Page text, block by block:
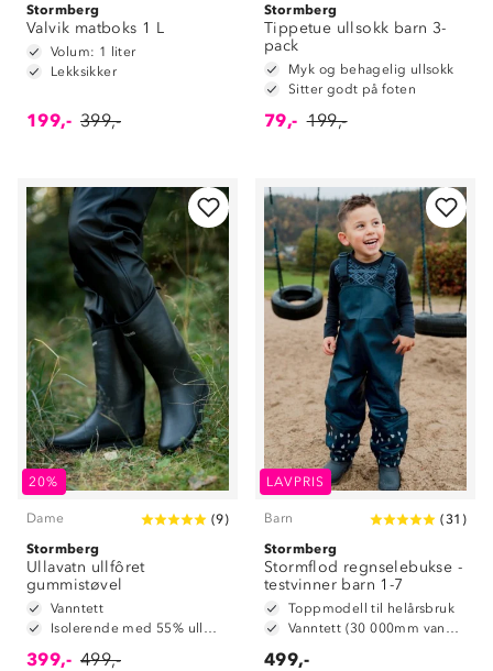
Stormberg
Valvik matboks 1 L
Volum: 1 liter
Lekksikker
199,- 399,-
Stormberg
Tippetue ullsokk barn 3-
pack
Myk og behagelig ullsokk
Sitter godt på foten
79,- 199,-
20%
Dame (9)
Stormberg
Ullavatn ullfôret
gummistøvel
Vanntett
Isolerende med 55% ullmiks
399,- 499,-
LAVPRIS
Barn (31 )
Stormberg
Stormflod regnselebukse -
testvinner barn 1-7
Toppmodell til helårsbruk
Vanntett (30 000mm vannsøyle)
499,-